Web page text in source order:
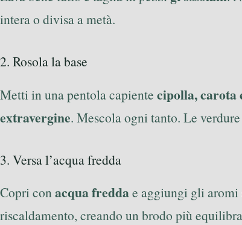
intera o divisa a metà.
2. Rosola la base
Metti in una pentola capiente cipolla, carota
extravergine. Mescola ogni tanto. Le
3. Versa l’acqua fredda
Copri conacqua freddae aggiungi gli aromi
riscaldamento, creando un brodo più